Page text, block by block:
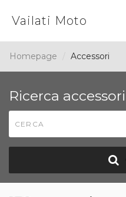
Vailati Moto
Homepage Accessori
Ricerca accessori